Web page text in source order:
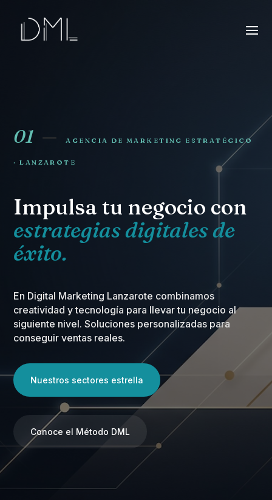
01 —AGENCIA DE MARKETING ESTRATÉGICO
· LANZAROTE
Impulsa tu negocio con
estrategias digitales de
éxito.
En Digital Marketing Lanzarote combinamos
creatividad y tecnología para llevar tu negocio al
siguiente nivel. Soluciones personalizadas para
conseguir ventas reales.
Nuestros sectores estrella
Conoce el Método DML